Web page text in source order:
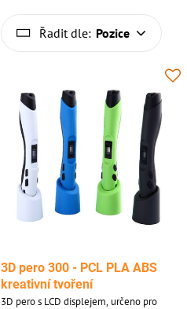
Řadit dle: Pozice
3D pero 300 - PCL PLA ABS
kreativní tvoření
3D pero s LCD displejem, určeno pro